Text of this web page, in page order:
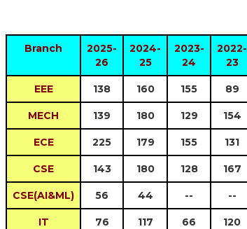
Branch
2025-
26
2024-
25
2023-
24
2022-
23
EEE 138 160 155 89
MECH 139 180 129 154
ECE 225 179 155 131
CSE 143 180 128 167
CSE(AI&ML) 56 44 -- --
IT 76 117 66 120